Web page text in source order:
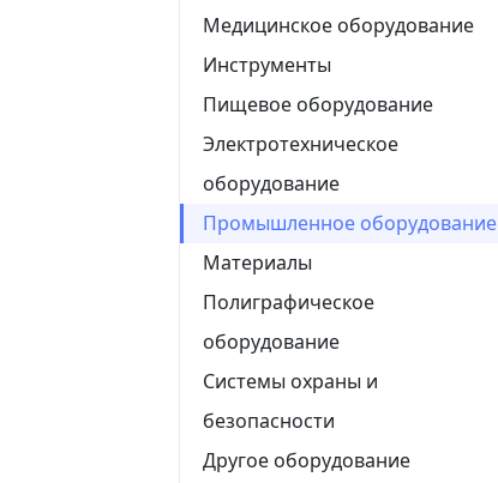
Медицинское оборудование
Инструменты
Пищевое оборудование
Электротехническое
оборудование
Промышленное оборудование
Материалы
Полиграфическое
оборудование
Системы охраны и
безопасности
Другое оборудование